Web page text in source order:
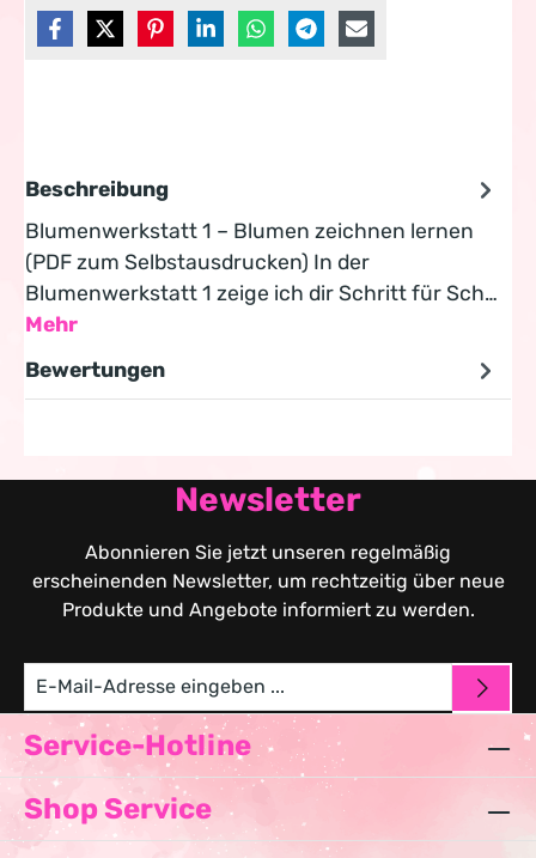
Beschreibung
Blumenwerkstatt 1 – Blumen zeichnen lernen
(PDF zum Selbstausdrucken) In der
Blumenwerkstatt 1 zeige ich dir Schritt für Sch…
Mehr
Bewertungen
Newsletter
Abonnieren Sie jetzt unseren regelmäßig
erscheinenden Newsletter, um rechtzeitig über neue
Produkte und Angebote informiert zu werden.
Service-Hotline
Shop Service